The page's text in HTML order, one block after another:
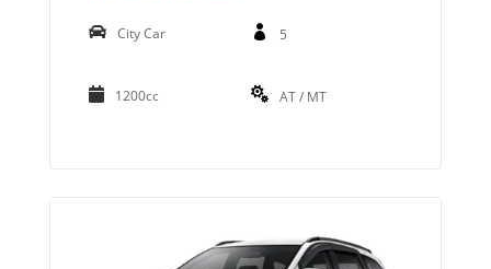
City Car 5
1200cc AT / MT